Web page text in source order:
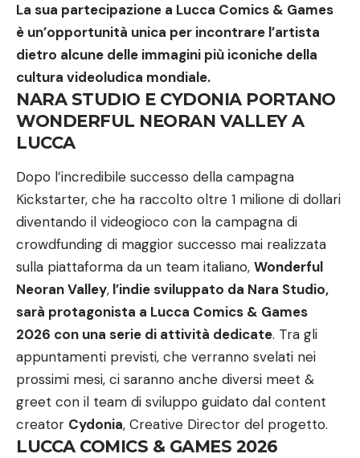
La sua partecipazione a Lucca Comics & Games
è un’opportunità unica per incontrare l’artista
dietro alcune delle immagini più iconiche della
cultura videoludica mondiale.
NARA STUDIO E CYDONIA PORTANO
WONDERFUL NEORAN VALLEY A
LUCCA
Dopo l’incredibile successo della campagna
Kickstarter, che ha raccolto oltre 1 milione di dollari
diventando il videogioco con la campagna di
crowdfunding di maggior successo mai realizzata
sulla piattaforma da un team italiano, Wonderful
Neoran Valley, l’indie sviluppato da Nara Studio,
sarà protagonista a Lucca Comics & Games
2026 con una serie di attività dedicate. Tra gli
appuntamenti previsti, che verranno svelati nei
prossimi mesi, ci saranno anche diversi meet &
greet con il team di sviluppo guidato dal content
creator Cydonia, Creative Director del progetto.
LUCCA COMICS & GAMES 2026